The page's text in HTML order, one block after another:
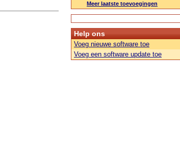
Meer laatste toevoegingen
Help ons
Voeg nieuwe software toe
Voeg een software update toe